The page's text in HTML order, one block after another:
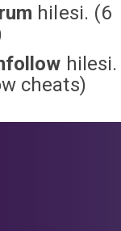
hilesi. (6
hilesi.
cheats)